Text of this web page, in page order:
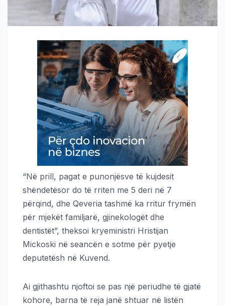
“Në prill, pagat e punonjësve të kujdesit
shëndetësor do të rriten me 5 deri në 7
përqind, dhe Qeveria tashmë ka rritur frymën
për mjekët familjarë, gjinekologët dhe
dentistët”, theksoi kryeministri Hristijan
Mickoski në seancën e sotme për pyetje
deputetësh në Kuvend.
Ai gjithashtu njoftoi se pas një periudhe të gjatë
kohore, barna të reja janë shtuar në listën